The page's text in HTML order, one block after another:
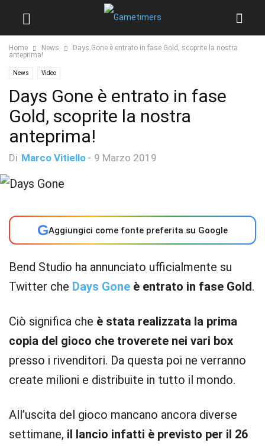
Home News
Days Gone è entrato in fase Gold, scoprite la nostra
anteprima!
News Video
Days Gone è entrato in fase
Gold, scoprite la nostra
anteprima!
Di Marco Vitiello - 9 Marzo 2019
GAggiungici come fonte preferita su Google
Bend Studio ha annunciato ufficialmente su
Twitter che Days Gone è entrato in fase Gold.
Ciò significa che è stata realizzata la prima
copia del gioco che troverete nei vari box
presso i rivenditori. Da questa poi ne verranno
create milioni e distribuite in tutto il mondo.
All’uscita del gioco mancano ancora diverse
settimane, il lancio infatti è previsto per il 26